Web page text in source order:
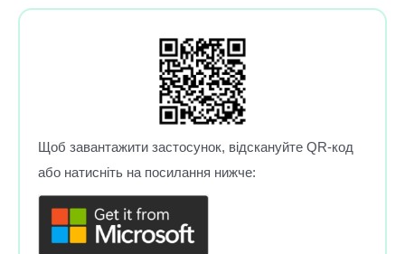
Щоб завантажити застосунок, відскануйте QR-код
або натисніть на посилання нижче: